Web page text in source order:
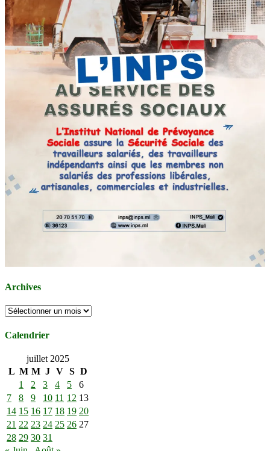
Archives
Archives
Calendrier
juillet 2025
L M M J V S D
1
2 3 4 5
6
7
8 9 10 11 12 13
14 15 16 17 18 19 20
21 22 23 24 25 26 27
28 29 30 31